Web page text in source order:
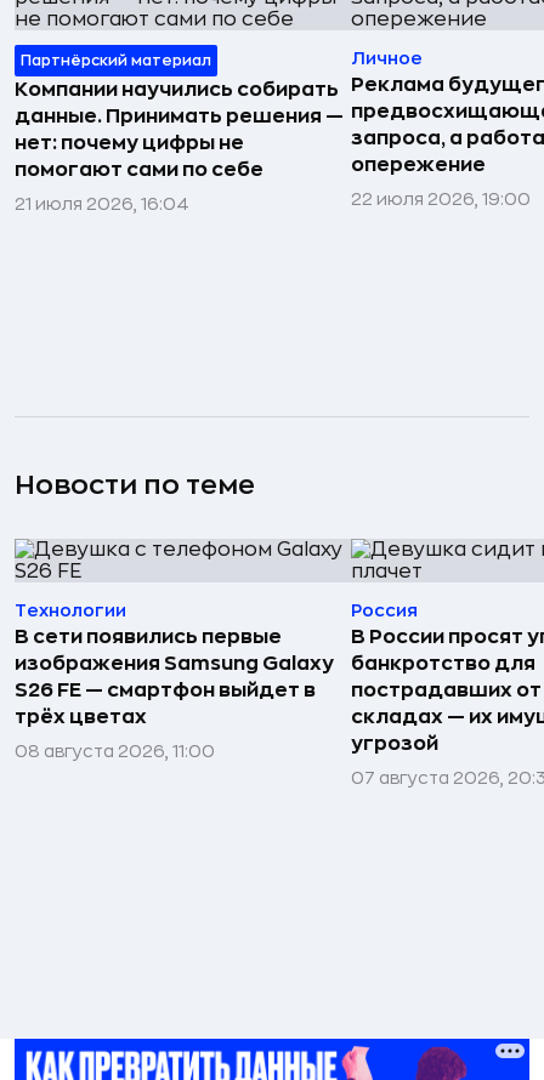
Партнёрский материал
Компании научились собирать
данные. Принимать решения —
нет: почему цифры не
помогают сами по себе
21 июля 2026, 16:04
Личное
Реклама
запроса, а
опережение
22 июля 2026, 19:00
Новости по теме
Технологии
В сети появились первые
изображения Samsung Galaxy
S26 FE — смартфон выйдет в
трёх цветах
08 августа 2026, 11:00
Россия
В России просят
банкротство для
пострадавших
складах — их
угрозой
07 августа 2026,